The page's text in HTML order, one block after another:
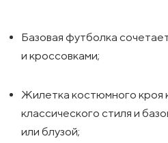
Базовая футболка
и кроссовками;
Жилетка костюмного кроя
классического стиля и
или блузой;